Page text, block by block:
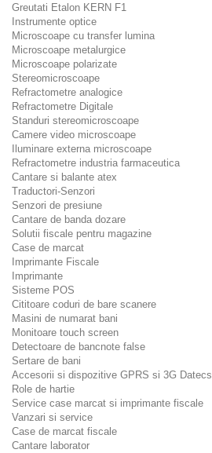
Greutati Etalon KERN F1
Instrumente optice
Microscoape cu transfer lumina
Microscoape metalurgice
Microscoape polarizate
Stereomicroscoape
Refractometre analogice
Refractometre Digitale
Standuri stereomicroscoape
Camere video microscoape
Iluminare externa microscoape
Refractometre industria farmaceutica
Cantare si balante atex
Traductori-Senzori
Senzori de presiune
Cantare de banda dozare
Solutii fiscale pentru magazine
Case de marcat
Imprimante Fiscale
Imprimante
Sisteme POS
Cititoare coduri de bare scanere
Masini de numarat bani
Monitoare touch screen
Detectoare de bancnote false
Sertare de bani
Accesorii si dispozitive GPRS si 3G Datecs
Role de hartie
Service case marcat si imprimante fiscale
Vanzari si service
Case de marcat fiscale
Cantare laborator